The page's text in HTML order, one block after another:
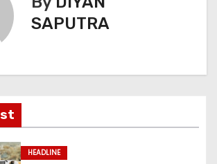
SAPUTRA
HEADLINE